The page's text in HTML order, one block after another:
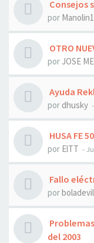
Consejos
por
OTRO
por JOSE
Ayuda
por dhusky
HUSA FE
por ElTT -
Fallo
porboladevil
del 2003